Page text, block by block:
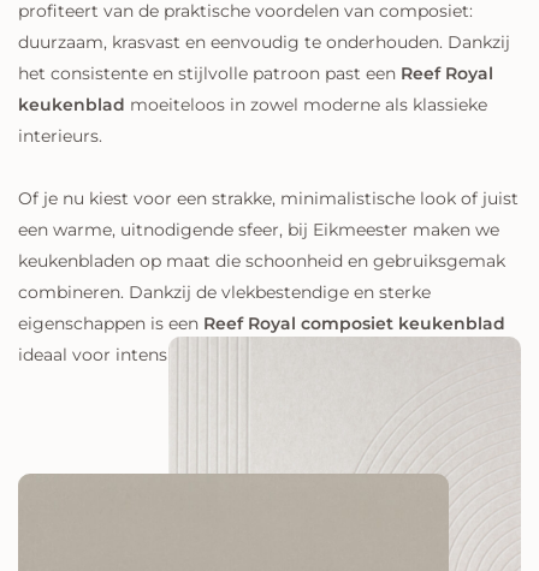
profiteert van de praktische voordelen van composiet:
duurzaam, krasvast en eenvoudig te onderhouden. Dankzij
het consistente en stijlvolle patroon past een Reef Royal
keukenblad moeiteloos in zowel moderne als klassieke
interieurs.
Of je nu kiest voor een strakke, minimalistische look of juist
een warme, uitnodigende sfeer, bij Eikmeester maken we
keukenbladen op maat die schoonheid en gebruiksgemak
combineren. Dankzij de vlekbestendige en sterke
eigenschappen is een Reef Royal composiet keukenblad
ideaal voor intensief dagelijks gebruik.